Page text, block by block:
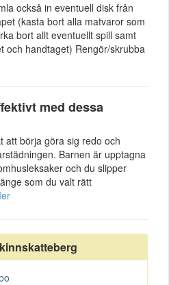
också in eventuell disk från
(kasta bort alla matvaror som
bort allt eventuellt spill samt
och handtaget) Rengör/skrubba
med dessa
att börja göra sig redo och
Barnen är upptagna
och du slipper
som du valt rätt